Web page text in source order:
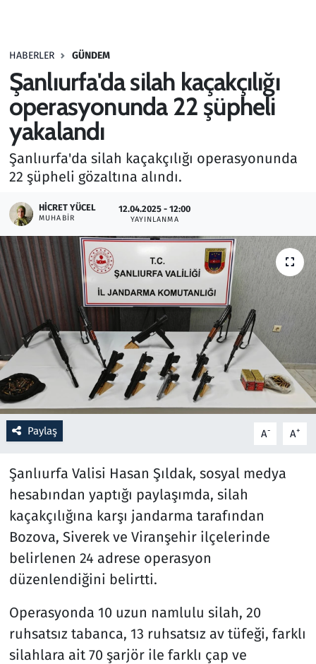
HABERLER GÜNDEM
Şanlıurfa'da silah kaçakçılığı
operasyonunda 22 şüpheli
yakalandı
Şanlıurfa'da silah kaçakçılığı operasyonunda
22 şüpheli gözaltına alındı.
HICRET YÜCEL
MUHABIR
12.04.2025 - 12:00
YAYINLANMA
Paylaş A- A+
Şanlıurfa Valisi Hasan Şıldak, sosyal medya
hesabından yaptığı paylaşımda, silah
kaçakçılığına karşı jandarma tarafından
Bozova, Siverek ve Viranşehir ilçelerinde
belirlenen 24 adrese operasyon
düzenlendiğini belirtti.
Operasyonda 10 uzun namlulu silah, 20
ruhsatsız tabanca, 13 ruhsatsız av tüfeği, farklı
silahlara ait 70 şarjör ile farklı çap ve
Haber
Kurumsal Haberler
Lezzet Durağı
Memur ve Kamu
Otomobil
Oyun
Ramazan
Resmi İlanlar
Rüya Tabirleri
Sağlık
Seçim 2023
Spor
Teknoloji ve Bilim